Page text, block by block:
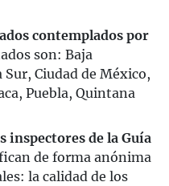
contemplados por
son: Baja
Ciudad de México,
Puebla, Quintana
inspectores de la Guía
de forma anónima
la calidad de los